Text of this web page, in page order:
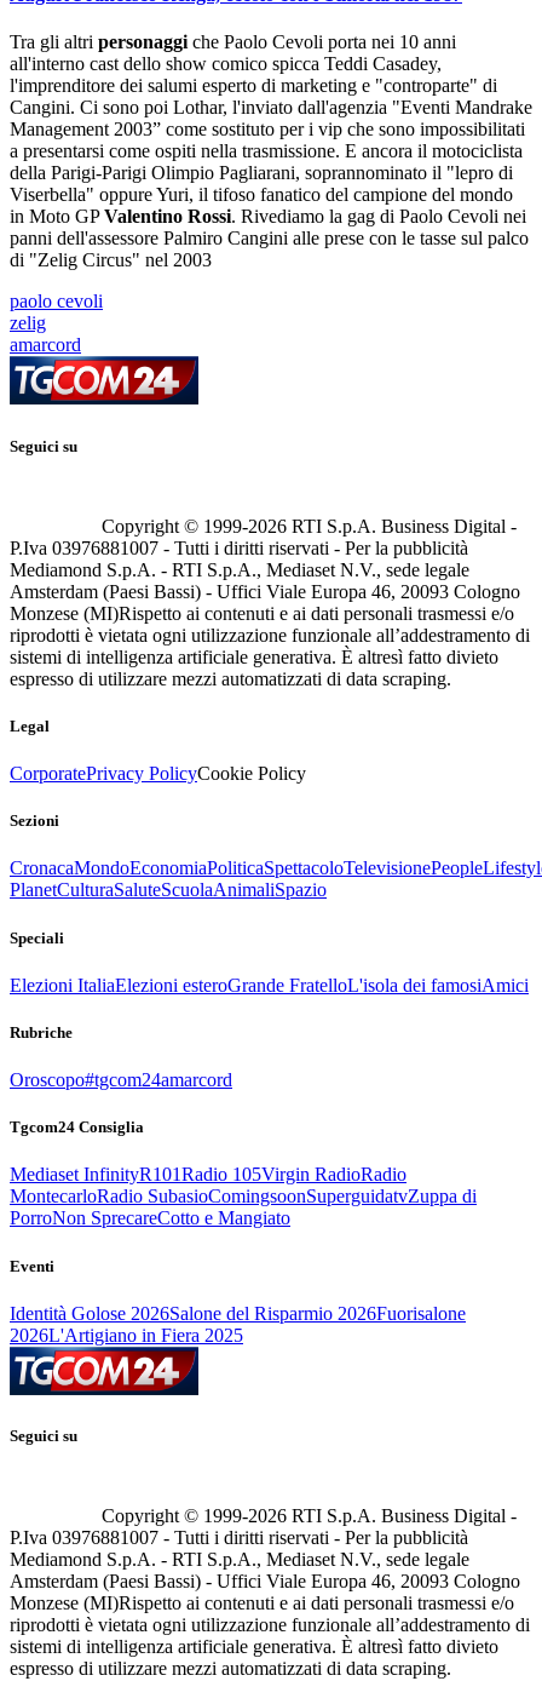
Tra gli altri personaggiche Paolo Cevoli porta nei 10 anni
all'interno cast dello show comico spicca Teddi Casadey,
l'imprenditore dei salumi esperto di marketing e "controparte" di
Cangini. Ci sono poi Lothar, l'inviato dall'agenzia "Eventi Mandrake
Management 2003” come sostituto per i vip che sono impossibilitati
a presentarsi come ospiti nella trasmissione. E ancora il motociclista
della Parigi-Parigi Olimpio Pagliarani, soprannominato il "lepro di
Viserbella" oppure Yuri, il tifoso fanatico del campione del mondo
in Moto GPValentino Rossi. Rivediamo la gag di Paolo Cevoli nei
panni dell'assessore Palmiro Cangini alle prese con le tasse sul palco
di "Zelig Circus" nel 2003
paolo cevoli
zelig
amarcord
Seguici su
Copyright © 1999-2026 RTI S.p.A. Business Digital -
P.Iva 03976881007 - Tutti i diritti riservati - Per la pubblicità
Mediamond S.p.A. - RTI S.p.A., Mediaset N.V., sede legale
Amsterdam (Paesi Bassi) - Uffici Viale Europa 46, 20093 Cologno
Monzese (MI)Rispetto ai contenuti e ai dati personali trasmessi e/o
riprodotti è vietata ogni utilizzazione funzionale all’addestramento di
sistemi di intelligenza artificiale generativa. È altresì fatto divieto
espresso di utilizzare mezzi automatizzati di data scraping.
Legal
CorporatePrivacy PolicyCookie Policy
Sezioni
CronacaMondoEconomiaPoliticaSpettacoloTelevisionePeople
PlanetCulturaSaluteScuolaAnimaliSpazio
Speciali
Elezioni ItaliaElezioni esteroGrande FratelloL'isola dei famosiAmici
Rubriche
Oroscopo#tgcom24amarcord
Tgcom24 Consiglia
Mediaset InfinityR101Radio 105Virgin RadioRadio
MontecarloRadio SubasioComingsoonSuperguidatvZuppa di
PorroNon SprecareCotto e Mangiato
Eventi
Identità Golose 2026Salone del Risparmio 2026Fuorisalone
2026L'Artigiano in Fiera 2025
Seguici su
Copyright © 1999-2026 RTI S.p.A. Business Digital -
P.Iva 03976881007 - Tutti i diritti riservati - Per la pubblicità
Mediamond S.p.A. - RTI S.p.A., Mediaset N.V., sede legale
Amsterdam (Paesi Bassi) - Uffici Viale Europa 46, 20093 Cologno
Monzese (MI)Rispetto ai contenuti e ai dati personali trasmessi e/o
riprodotti è vietata ogni utilizzazione funzionale all’addestramento di
sistemi di intelligenza artificiale generativa. È altresì fatto divieto
espresso di utilizzare mezzi automatizzati di data scraping.